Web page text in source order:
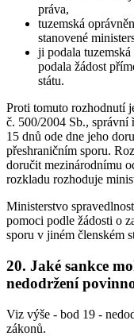
práva,
tuzemská
stanovené
ji podala
podala žádost
státu.
Proti tomuto rozhodnutí
č. 500/2004 Sb., správní
15 dnů ode dne jeho
přeshraničním sporu.
doručit mezinárodnímu
rozkladu rozhoduje
Ministerstvo
pomoci podle žádosti o
sporu v jiném členském
20. Jaké sankce
nedodržení
Viz výše - bod 19 -
zákonů.